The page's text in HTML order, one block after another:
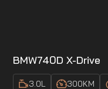
BMW740D X-Drive
3.0L 300KM